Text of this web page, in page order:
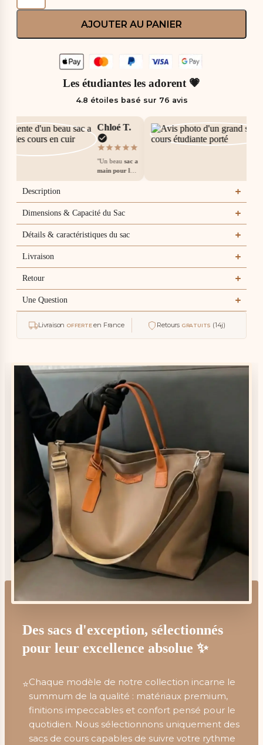
AJOUTER AU PANIER
Les étudiantes les adorent 💗
4.8 étoiles basé sur 76 avis
Chloé T.
"Un beausac a
main pour les
courspour son
depasse, bonne
finition. La
doublure et
dure, a
sans."
Description
Dimensions & Capacité du Sac
Détails & caractéristiques du sac
Livraison
Retour
Une Question
Livraison OFFERTEen France Retours GRATUITS (14j)
Des sacs d'exception, sélectionnés
pour leur excellence absolue ✨
⭐Chaque modèle de notre collection incarne le
summum de la qualité : matériaux premium,
finitions impeccables et confort pensé pour le
quotidien. Nous sélectionnons uniquement des
sacs de cours capables de suivre votre rythme